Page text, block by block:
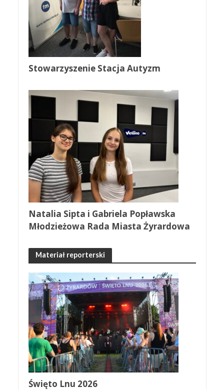
Stowarzyszenie Stacja Autyzm
Natalia Sipta i Gabriela Popławska
Młodzieżowa Rada Miasta Żyrardowa
Materiał reporterski
Święto Lnu 2026